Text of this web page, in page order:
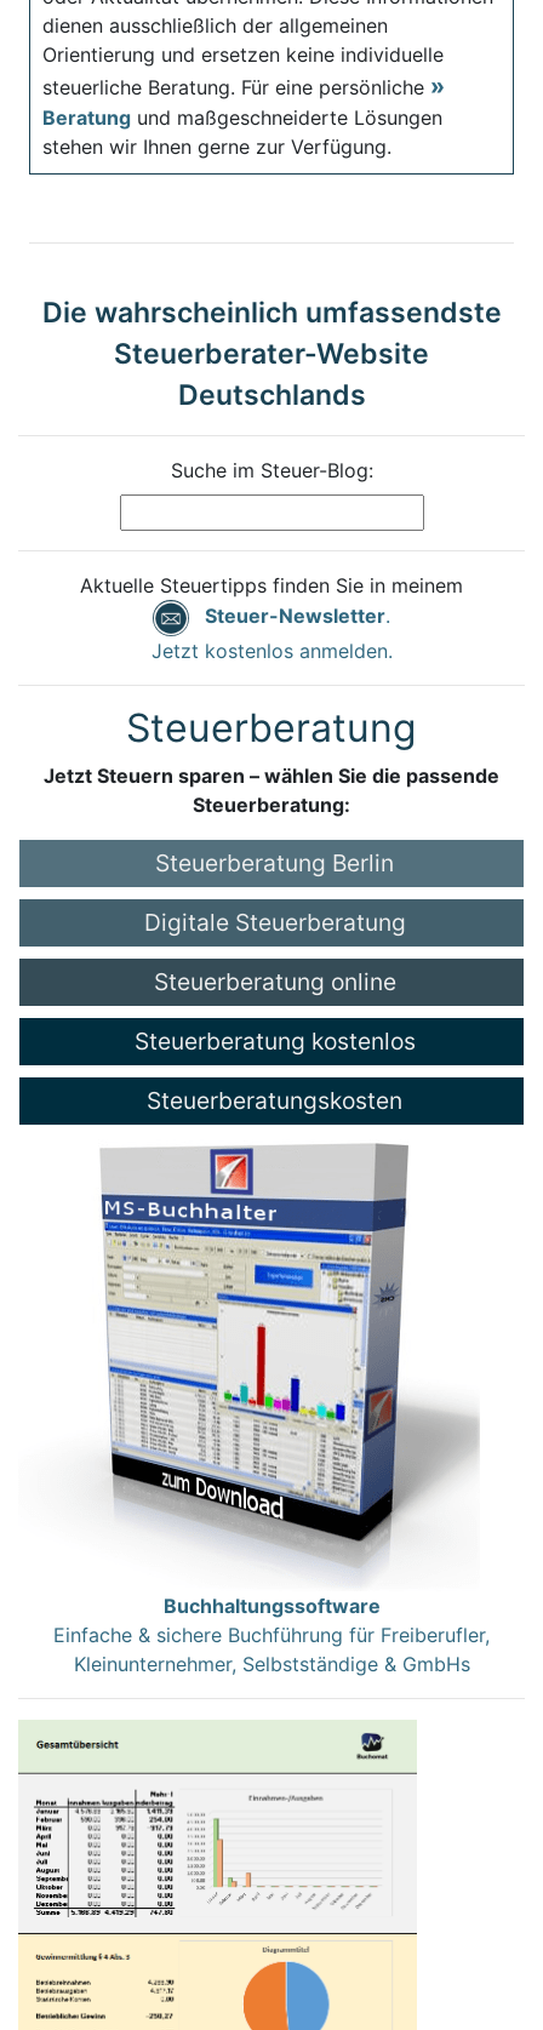
dienen ausschließlich der allgemeinen
Orientierung und ersetzen keine individuelle
steuerliche Beratung. Für eine persönliche
Beratung und maßgeschneiderte Lösungen
stehen wir Ihnen gerne zur Verfügung.
Die wahrscheinlich umfassendste
Steuerberater-Website
Deutschlands
Suche im Steuer-Blog:
Aktuelle Steuertipps finden Sie in meinem
Steuer-Newsletter.
Jetzt kostenlos anmelden.
Steuerberatung
Jetzt Steuern sparen – wählen Sie die passende
Steuerberatung:
Steuerberatung Berlin
Digitale Steuerberatung
Steuerberatung online
Steuerberatung kostenlos
Steuerberatungskosten
Buchhaltungssoftware
Einfache & sichere Buchführung für Freiberufler,
Kleinunternehmer, Selbstständige & GmbHs